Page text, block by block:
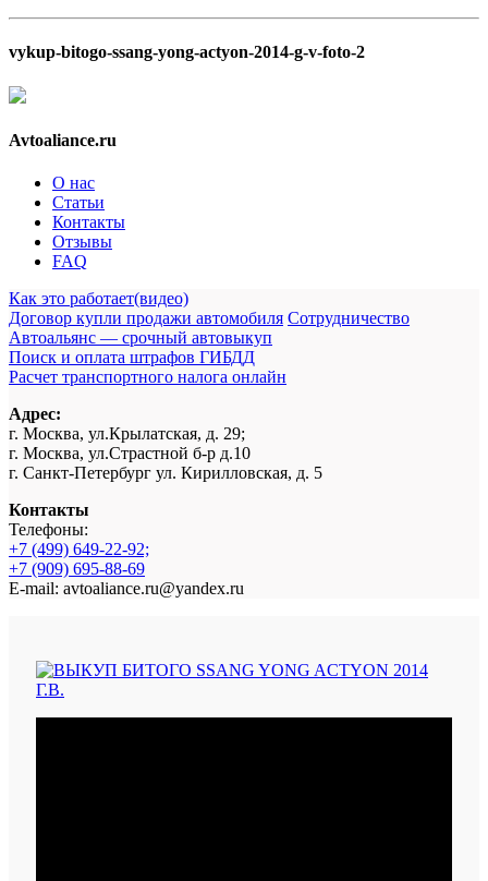
vykup-bitogo-ssang-yong-actyon-2014-g-v-foto-2
Avtoaliance.ru
О нас
Статьи
Контакты
Отзывы
FAQ
Как это работает(видео)
Договор купли продажи автомобиля Сотрудничество
Автоальянс — срочный автовыкуп
Поиск и оплата штрафов ГИБДД
Расчет транспортного налога онлайн
Адрес:
г. Москва, ул.Крылатская, д. 29;
г. Москва, ул.Страстной б-р д.10
г. Санкт-Петербург ул. Кирилловская, д. 5
Контакты
Телефоны:
+7 (499) 649-22-92;
+7 (909) 695-88-69
E-mail: avtoaliance.ru@yandex.ru